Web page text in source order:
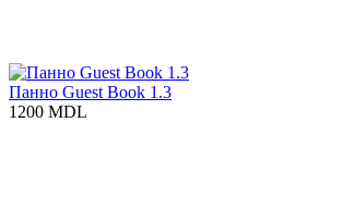
Панно Guest Book 1.3
1200 MDL